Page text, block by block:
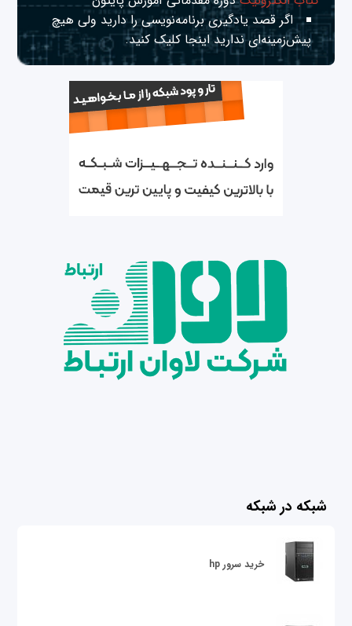
اگر قصد یادگیری برنامه‌نویسی را دارید ولی هیچ
پیش‌زمینه‌ای نداریداینجا کلیک کنید.
شبکه در شبکه
خرید سرور hp